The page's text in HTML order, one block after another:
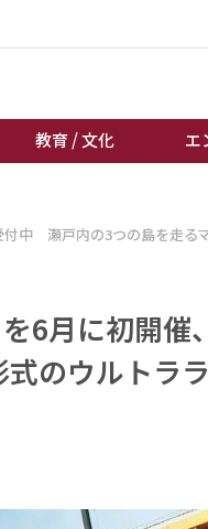
教育 / 文化 エ
エンタメ
スポーツ
付中 瀬戸内の3つの島を走る
を6月に初開
のウルトラ